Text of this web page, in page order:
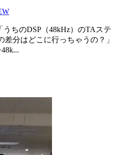
ちのDSP（48kHz）のTAステ
差分はどこに行っちゃうの？」